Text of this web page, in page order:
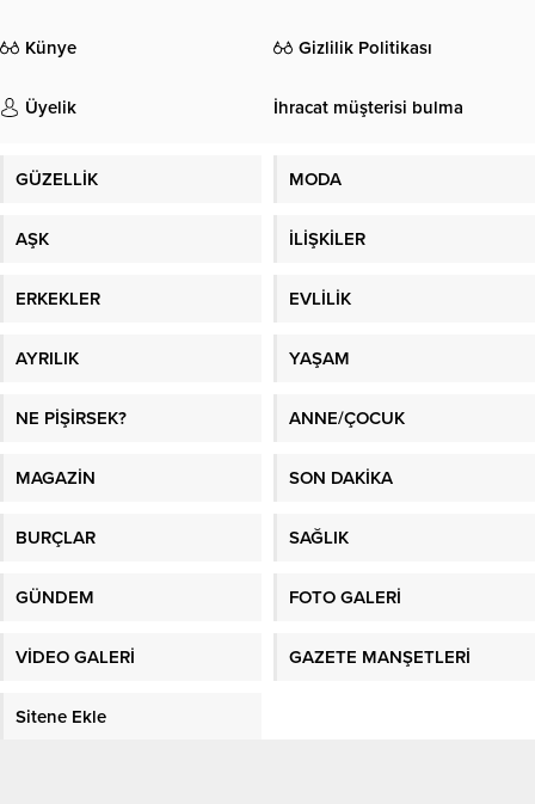
Künye Gizlilik Politikası
Üyelik İhracat müşterisi bulma
GÜZELLİK MODA
AŞK İLİŞKİLER
ERKEKLER EVLİLİK
AYRILIK YAŞAM
NE PİŞİRSEK? ANNE/ÇOCUK
MAGAZİN SON DAKİKA
BURÇLAR SAĞLIK
GÜNDEM FOTO GALERİ
VİDEO GALERİ GAZETE MANŞETLERİ
Sitene Ekle